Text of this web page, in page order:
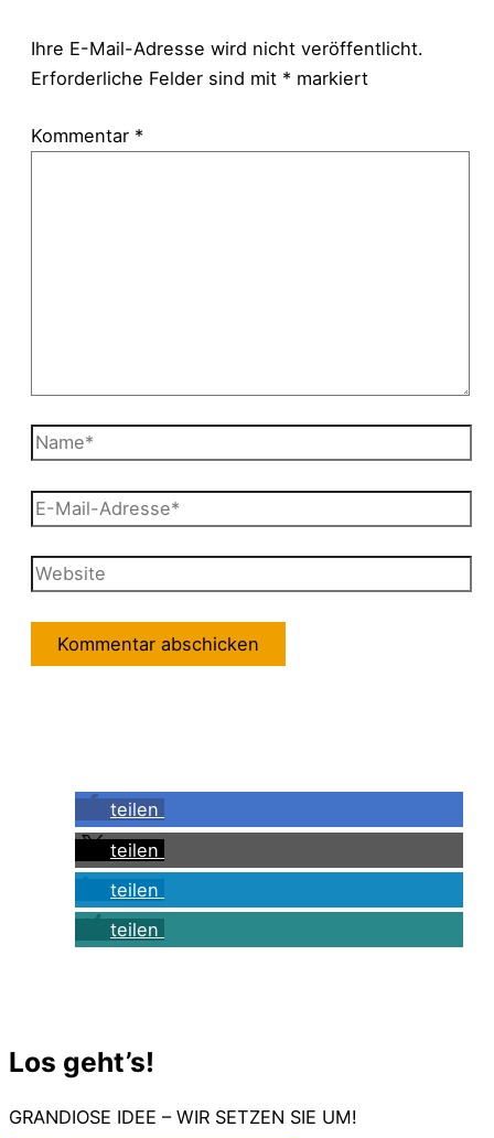
Ihre E-Mail-Adresse wird nicht veröffentlicht.
Erforderliche Felder sind mit * markiert
Kommentar *
teilen
teilen
teilen
teilen
Los geht’s!
GRANDIOSE IDEE – WIR SETZEN SIE UM!